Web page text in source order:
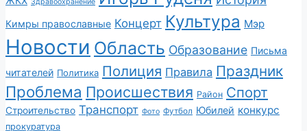
Кимры православные Концерт Культура Мэр
Новости Область Образование Письма
читателей Политика Полиция Правила Праздник
Проблема Происшествия Район Спорт
Строительство Транспорт Фото Футбол Юбилей конкурс
прокуратура